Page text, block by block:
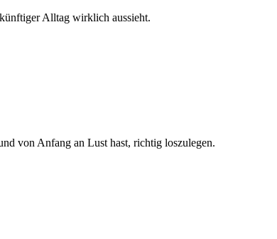
Alltag wirklich aussieht.
von Anfang an Lust hast, richtig loszulegen.